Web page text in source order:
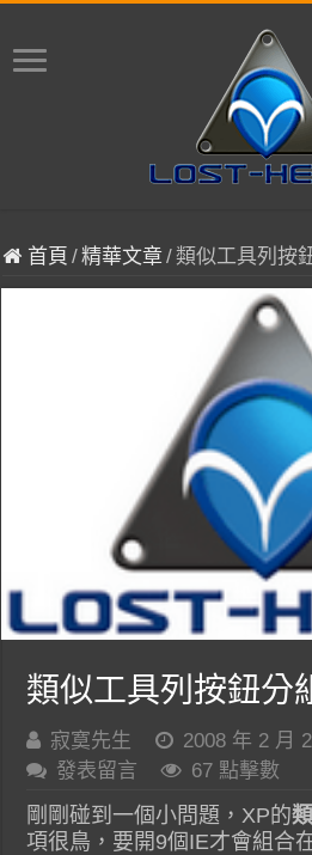
首頁 /精華文章/ 類似工具列按
類似工具列按鈕分
寂寞先生 2008 年 2 月
發表留言
67 點擊數
剛剛碰到一個小問題，XP的
項很鳥，要開9個IE才會組合